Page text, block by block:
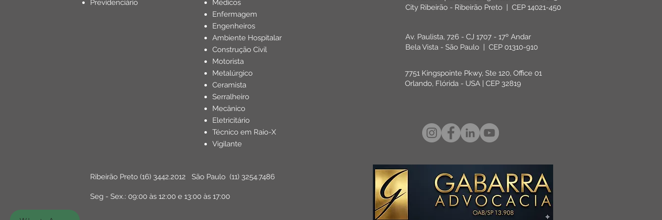
Previdenciário
Médicos
Enfermagem
Engenheiros
Ambiente Hospitalar
Construção Civil
Motorista
Metalúrgico
Ceramista
Serralheiro
Mecânico
Eletricitário
Técnico em Raio-X
Vigilante
City Ribeirão - Ribeirão Preto | CEP 14021-450
Av. Paulista, 726 - CJ 1707 - 17º Andar
Bela Vista - São Paulo | CEP 01310-910
7751 Kingspointe Pkwy, Ste 120, Office 01
Orlando, Flórida - USA | CEP 32819
Ribeirão Preto (16) 3442.2012 São Paulo (11) 3254.7486
Seg - Sex.: 09:00 às 12:00 e 13:00 às 17:00